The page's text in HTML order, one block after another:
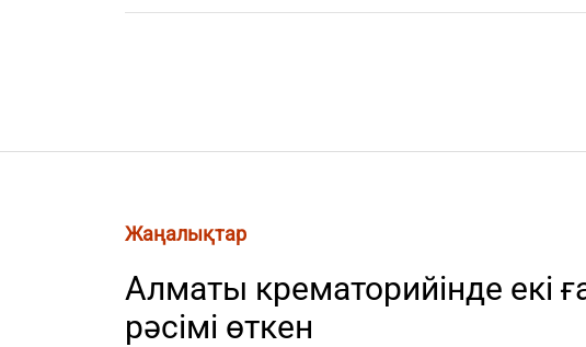
Жаңалықтар
Алматы крематорийінде екі
рәсімі өткен